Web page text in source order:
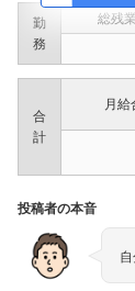
勤
務
総残
合
計
月給
投稿者の本音